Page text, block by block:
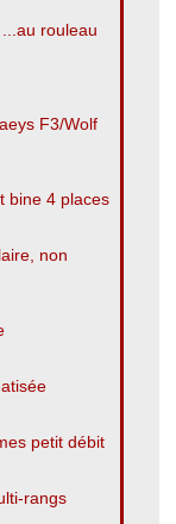
rouleau
F3/Wolf
bine 4 places
non
petit débit
rangs